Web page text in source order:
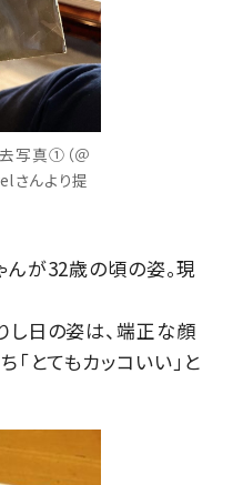
写真①（＠
んより提
んが32歳の頃の姿。現
し日の姿は、端正な顔
とてもカッコいい」と